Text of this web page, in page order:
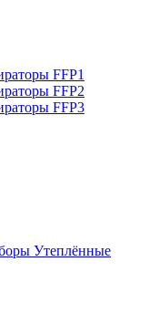
FFP1
FFP2
FFP3
Утеплённые